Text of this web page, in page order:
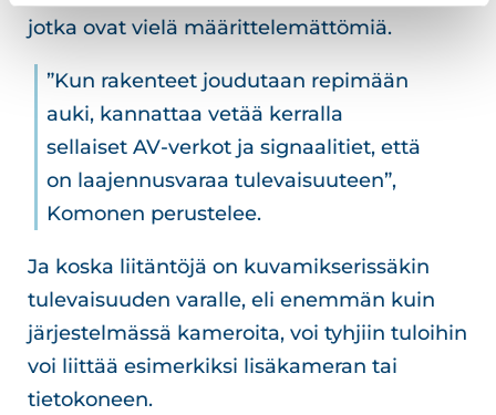
jotka ovat vielä määrittelemättömiä.
”Kun rakenteet joudutaan repimään
auki, kannattaa vetää kerralla
sellaiset AV-verkot ja signaalitiet, että
on laajennusvaraa tulevaisuuteen”,
Komonen perustelee.
Ja koska liitäntöjä on kuvamikserissäkin
tulevaisuuden varalle, eli enemmän kuin
järjestelmässä kameroita, voi tyhjiin tuloihin
voi liittää esimerkiksi lisäkameran tai
tietokoneen.